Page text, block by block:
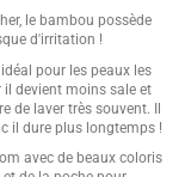
le bambou possède
d'irritation !
pour les peaux les
il devient moins sale et
de laver très souvent. Il
il dure plus longtemps !
avec de beaux coloris